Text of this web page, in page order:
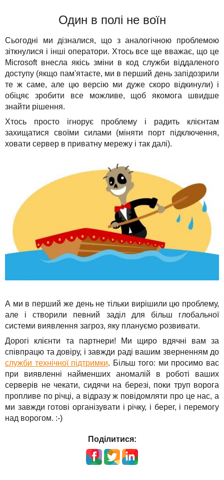
Один в полі не воїн
Сьогодні ми дізналися, що з аналогічною проблемою
зіткнулися і інші оператори. Хтось все ще вважає, що це
Microsoft внесла якісь зміни в код служби віддаленого
доступу (якщо пам'ятаєте, ми в перший день запідозрили
те ж саме, але цю версію ми дуже скоро відкинули) і
обіцяє зробити все можливе, щоб якомога швидше
знайти рішення.
Хтось просто ігнорує проблему і радить клієнтам
захищатися своїми силами (міняти порт підключення,
ховати сервер в приватну мережу і так далі).
А ми в перший же день не тільки вирішили цю проблему,
але і створили певний заділ для більш глобальної
системи виявлення загроз, яку плануємо розвивати.
Дорогі клієнти та партнери! Ми щиро вдячні вам за
співпрацю та довіру, і завжди раді вашим зверненням до
служби технічної підтримки. Більш того: ми просимо вас
при виявленні найменших аномалій в роботі ваших
серверів не чекати, сидячи на березі, поки труп ворога
пропливе по річці, а відразу ж повідомляти про це нас, а
ми завжди готові організувати і річку, і берег, і перемогу
над ворогом. :-)
Поділитися: